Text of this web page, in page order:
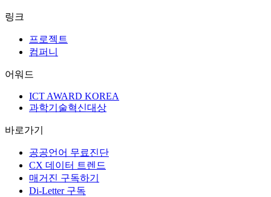
링크
프로젝트
컴퍼니
어워드
ICT AWARD KOREA
과학기술혁신대상
바로가기
공공언어 무료진단
CX 데이터 트렌드
매거진 구독하기
Di-Letter 구독